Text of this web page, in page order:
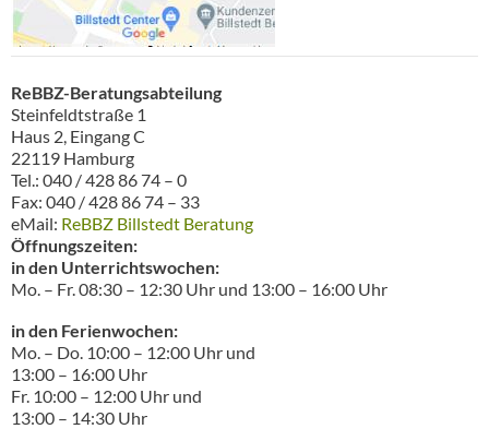
ReBBZ-Beratungsabteilung
Steinfeldtstraße 1
Haus 2, Eingang C
22119 Hamburg
Tel.: 040 / 428 86 74 – 0
Fax: 040 / 428 86 74 – 33
eMail: ReBBZ Billstedt Beratung
Öffnungszeiten:
in den Unterrichtswochen:
Mo. – Fr. 08:30 – 12:30 Uhr und 13:00 – 16:00 Uhr
in den Ferienwochen:
Mo. – Do. 10:00 – 12:00 Uhr und
13:00 – 16:00 Uhr
Fr. 10:00 – 12:00 Uhr und
13:00 – 14:30 Uhr